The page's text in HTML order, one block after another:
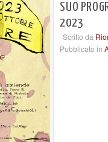
SUO
2023
Scritto da
Pubblicato in